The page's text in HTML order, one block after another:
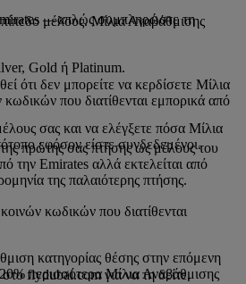
—απλώς συμπληρώστε τη
μέλους. Μίλια Αναβάθμισης
Gold ή Platinum.
σας και να ελέγξετε πόσα Μίλια
εφόσον είστε συνδεδεμένοι.
ότι δεν μπορείτε να κερδίσετε Μίλια
που διατίθενται εμπορικά από
πρώτης σας πτήσης ως μέλους του
την Emirates αλλά εκτελείται από
της παλαιότερης πτήσης.
κωδικών που διατίθενται
κατηγορίας θέσης στην επόμενη
20% περισσότερα Μίλια Αναβάθμισης
flydubai.com για να τη δείτε.